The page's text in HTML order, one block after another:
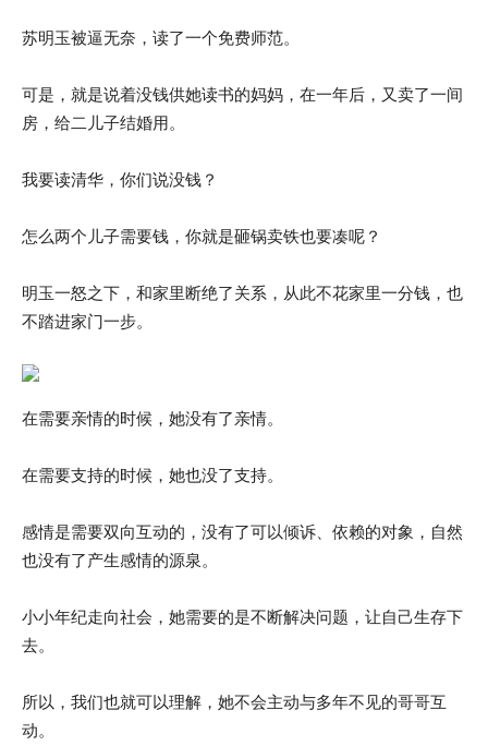
苏明玉被逼无奈，读了一个免费师范。
可是，就是说着没钱供她读书的妈妈，在一年后，又卖了一间
房，给二儿子结婚用。
我要读清华，你们说没钱？
怎么两个儿子需要钱，你就是砸锅卖铁也要凑呢？
明玉一怒之下，和家里断绝了关系，从此不花家里一分钱，也
不踏进家门一步。
在需要亲情的时候，她没有了亲情。
在需要支持的时候，她也没了支持。
感情是需要双向互动的，没有了可以倾诉、依赖的对象，自然
也没有了产生感情的源泉。
小小年纪走向社会，她需要的是不断解决问题，让自己生存下
去。
所以，我们也就可以理解，她不会主动与多年不见的哥哥互
动。